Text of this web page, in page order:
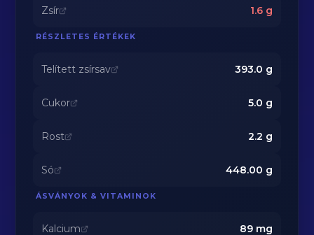
Zsír 1.6g
RÉSZLETES ÉRTÉKEK
Telített zsírsav 393.0 g
Cukor 5.0 g
Rost 2.2 g
Só 448.00 g
ÁSVÁNYOK & VITAMINOK
Kalcium 89mg